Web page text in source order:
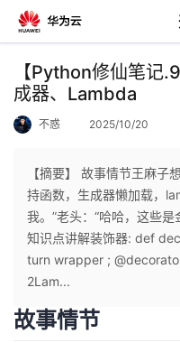
返
回
个
人
主
我
的
【Python修仙笔记
成器、Lambda
不惑 2025/10/20
【摘要】 故事情节王麻子
持函数，生成器懒加载，
我。”老头：“哈哈，这些
知识点讲解装饰器: def
turn wrapper ;
2Lam...
故事情节